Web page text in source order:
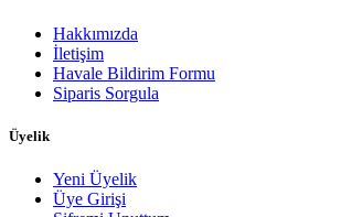
Hakkımızda
İletişim
Havale Bildirim Formu
Siparis Sorgula
Üyelik
Yeni Üyelik
Üye Girişi